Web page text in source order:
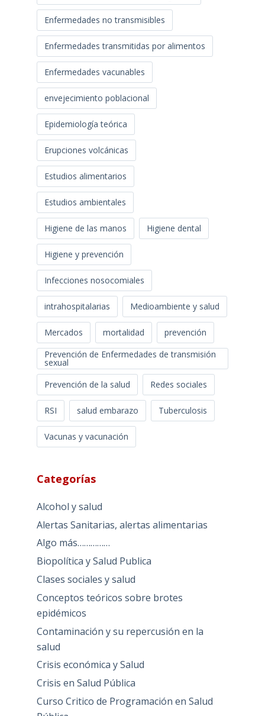
Enfermedades no transmisibles
Enfermedades transmitidas por alimentos
Enfermedades vacunables
envejecimiento poblacional
Epidemiología teórica
Erupciones volcánicas
Estudios alimentarios
Estudios ambientales
Higiene de las manos Higiene dental
Higiene y prevención
Infecciones nosocomiales
intrahospitalarias Medioambiente y salud
Mercados mortalidad
prevención
Prevención de Enfermedades de transmisión
sexual
Prevención de la salud
Redes sociales
RSI salud embarazo Tuberculosis
Vacunas y vacunación
Categorías
Alcohol y salud
Alertas Sanitarias, alertas alimentarias
Algo más……………
Biopolítica y Salud Publica
Clases sociales y salud
Conceptos teóricos sobre brotes
epidémicos
Contaminación y su repercusión en la
salud
Crisis económica y Salud
Crisis en Salud Pública
Curso Critico de Programación en Salud